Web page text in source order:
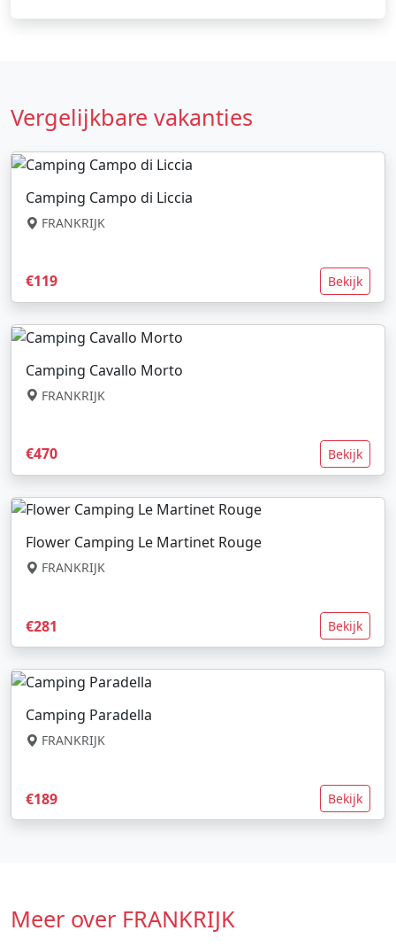
Vergelijkbare vakanties
Camping Campo di Liccia
FRANKRIJK
€119 Bekijk
Camping Cavallo Morto
FRANKRIJK
€470 Bekijk
Flower Camping Le Martinet Rouge
FRANKRIJK
€281 Bekijk
Camping Paradella
FRANKRIJK
€189 Bekijk
Meer over FRANKRIJK